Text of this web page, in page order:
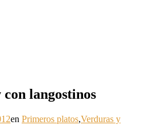
langostinos
en Primeros platos,Verduras y